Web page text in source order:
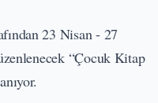
23 Nisan - 27
“Çocuk Kitap